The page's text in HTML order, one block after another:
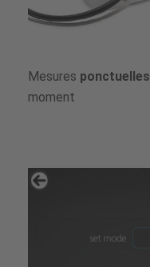
Mesures ponctuelles
moment